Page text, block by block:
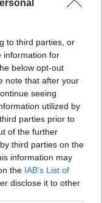
to third parties, or
information for
below opt-out
note that after your
seeing
utilized by
parties prior to
of the further
third parties on the
information may
the IAB’s List of
disclose it to other
τους